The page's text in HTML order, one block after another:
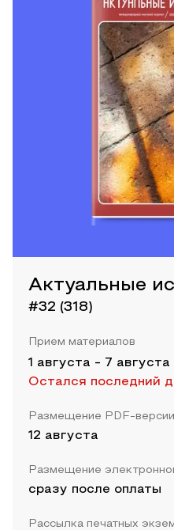
Актуальные
#32 (318)
Прием материалов
1 августа - 7 августа
Остался последний
Размещение PDF-
12 августа
Размещение
сразу после оплаты
Рассылка печатных